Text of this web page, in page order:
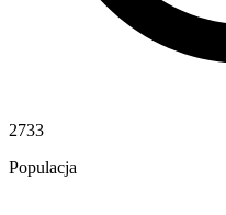
2733
Populacja